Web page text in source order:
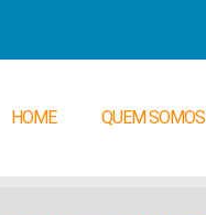
HOME QUEM SOMOS